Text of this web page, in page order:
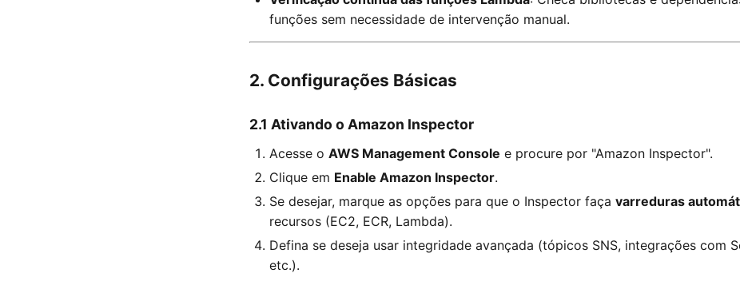
funções sem necessidade de intervenção manual.
2. Configurações Básicas
2.1 Ativando o Amazon Inspector
Acesse o AWS Management Console e procure por "Amazon Inspector".
Clique em Enable Amazon Inspector.
Se desejar, marque as opções para que o Inspector faça varreduras
recursos (EC2, ECR, Lambda).
Defina se deseja usar integridade avançada (tópicos SNS, integrações com
etc.).